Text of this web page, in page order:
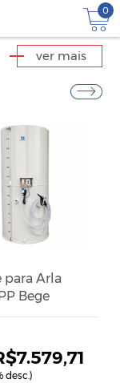
0
ver mais
para Arla
Bege
desc.)